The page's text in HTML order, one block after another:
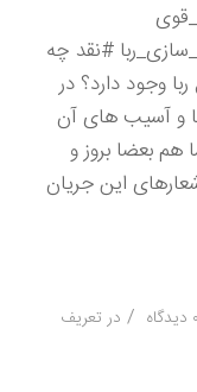
#گفتمان_سازی_ربا #نقد چه
وجود دارد؟ در
و آسیب های آن
بعضا بروز و
این جریان
۰ دیدگاه / در تعریف